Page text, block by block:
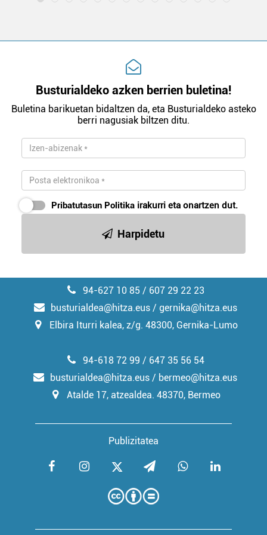
Busturialdeko azken berrien buletina!
Buletina barikuetan bidaltzen da, eta Busturialdeko asteko
berri nagusiak biltzen ditu.
Pribatutasun Politika irakurri eta onartzen dut.
Harpidetu
94-627 10 85 / 607 29 22 23
busturialdea@hitza.eus / gernika@hitza.eus
Elbira Iturri kalea, z/g. 48300, Gernika-Lumo
Publizitatea
94-618 72 99 / 647 35 56 54
busturialdea@hitza.eus / bermeo@hitza.eus
Atalde 17, atzealdea. 48370, Bermeo